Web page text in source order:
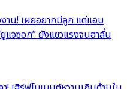
าน! เผยอยากมีลูก แต่แอบ
แจซอก” ยังแซวแรงจนฮาลั่น